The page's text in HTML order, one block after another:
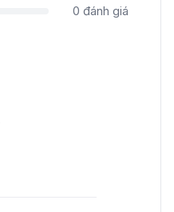
0 đánh giá